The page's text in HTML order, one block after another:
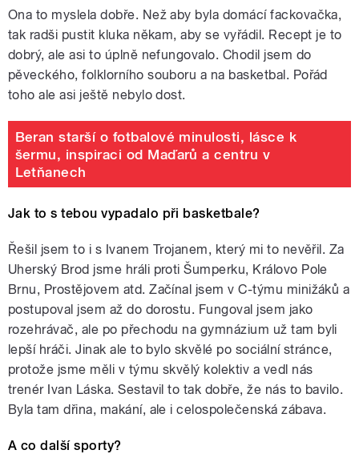
Ona to myslela dobře. Než aby byla domácí fackovačka,
tak radši pustit kluka někam, aby se vyřádil. Recept je to
dobrý, ale asi to úplně nefungovalo. Chodil jsem do
pěveckého, folklorního souboru a na basketbal. Pořád
toho ale asi ještě nebylo dost.
Beran starší o fotbalové minulosti, lásce k
šermu, inspiraci od Maďarů a centru v
Letňanech
Jak to s tebou vypadalo při basketbale?
Řešil jsem to i s Ivanem Trojanem, který mi to nevěřil. Za
Uherský Brod jsme hráli proti Šumperku, Královo Pole
Brnu, Prostějovem atd. Začínal jsem v C-týmu minižáků a
postupoval jsem až do dorostu. Fungoval jsem jako
rozehrávač, ale po přechodu na gymnázium už tam byli
lepší hráči. Jinak ale to bylo skvělé po sociální stránce,
protože jsme měli v týmu skvělý kolektiv a vedl nás
trenér Ivan Láska. Sestavil to tak dobře, že nás to bavilo.
Byla tam dřina, makání, ale i celospolečenská zábava.
A co další sporty?